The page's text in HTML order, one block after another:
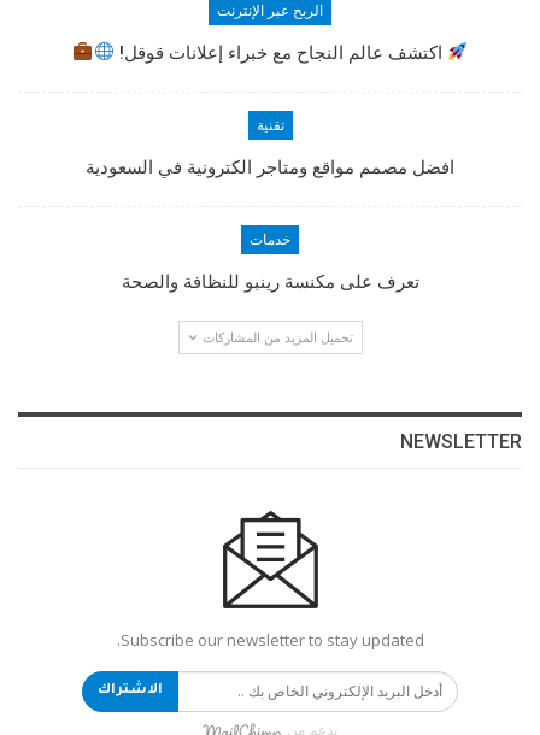
الربح عبر الإنترنت
اكتشف عالم النجاح مع خبراء إعلانات قوقل!
تقنية
افضل مصمم مواقع ومتاجر الكترونية في السعودية
خدمات
تعرف على مكنسة رينبو للنظافة والصحة
تحميل المزيد من المشاركات
NEWSLETTER
Subscribe our newsletter to stay updated.
الاشتراك
بدعم من